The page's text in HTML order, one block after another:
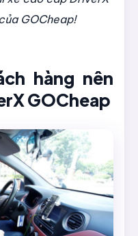
GOCheap!
hàng nên
GOCheap